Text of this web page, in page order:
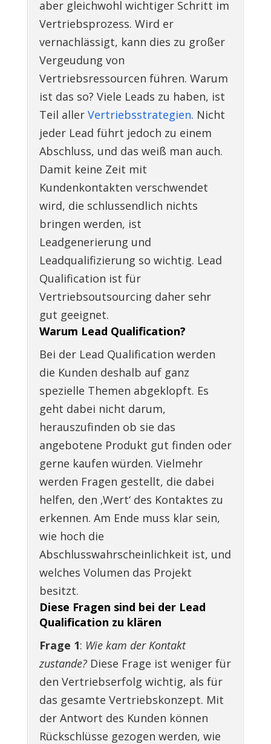
aber gleichwohl wichtiger Schritt im
Vertriebsprozess. Wird er
vernachlässigt, kann dies zu großer
Vergeudung von
Vertriebsressourcen führen. Warum
ist das so? Viele Leads zu haben, ist
Teil aller Vertriebsstrategien. Nicht
jeder Lead führt jedoch zu einem
Abschluss, und das weiß man auch.
Damit keine Zeit mit
Kundenkontakten verschwendet
wird, die schlussendlich nichts
bringen werden, ist
Leadgenerierung und
Leadqualifizierung so wichtig. Lead
Qualification ist für
Vertriebsoutsourcing daher sehr
gut geeignet.
Warum Lead Qualification?
Bei der Lead Qualification werden
die Kunden deshalb auf ganz
spezielle Themen abgeklopft. Es
geht dabei nicht darum,
herauszufinden ob sie das
angebotene Produkt gut finden oder
gerne kaufen würden. Vielmehr
werden Fragen gestellt, die dabei
helfen, den ‚Wert‘ des Kontaktes zu
erkennen. Am Ende muss klar sein,
wie hoch die
Abschlusswahrscheinlichkeit ist, und
welches Volumen das Projekt
besitzt.
Diese Fragen sind bei der Lead
Qualification zu klären
Frage 1: Wie kam der Kontakt
zustande?Diese Frage ist weniger für
den Vertriebserfolg wichtig, als für
das gesamte Vertriebskonzept. Mit
der Antwort des Kunden können
Rückschlüsse gezogen werden, wie